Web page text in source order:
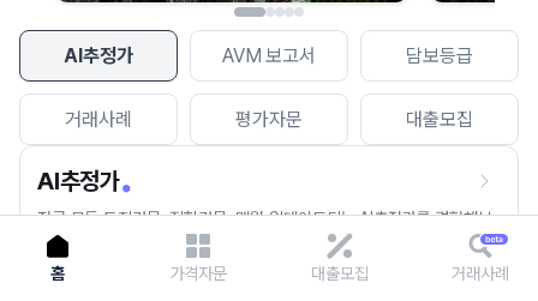
AI추정가 AVM 보고서 담보등급
거래사례 평가자문 대출모집
AI추정가
전국 모든 토지건물, 집합건물, 매월 업데이트되는 AI추정가를 경험해보
세요.
홈 가격자문 대출모집 거래사례